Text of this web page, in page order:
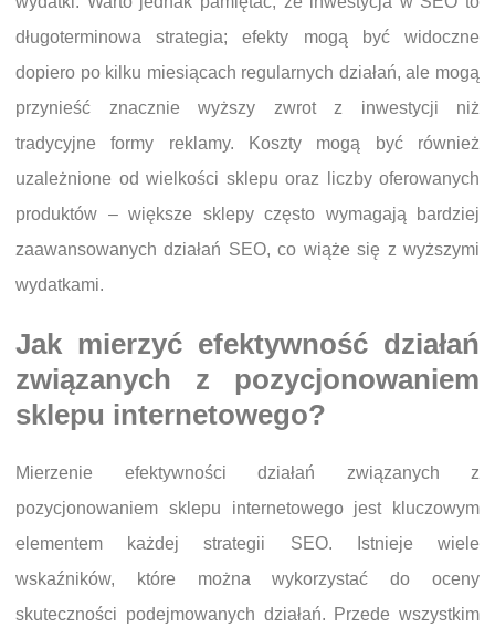
długoterminowa strategia; efekty mogą być widoczne
dopiero po kilku miesiącach regularnych działań, ale mogą
przynieść znacznie wyższy zwrot z inwestycji niż
tradycyjne formy reklamy. Koszty mogą być również
uzależnione od wielkości sklepu oraz liczby oferowanych
produktów – większe sklepy często wymagają bardziej
zaawansowanych działań SEO, co wiąże się z wyższymi
wydatkami.
Jak mierzyć efektywność działań
związanych z pozycjonowaniem
sklepu internetowego?
Mierzenie efektywności działań związanych z
pozycjonowaniem sklepu internetowego jest kluczowym
elementem każdej strategii SEO. Istnieje wiele
wskaźników, które można wykorzystać do oceny
skuteczności podejmowanych działań. Przede wszystkim